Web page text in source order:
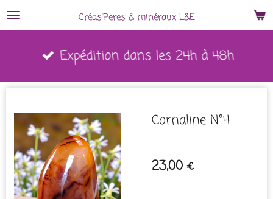
Passer
contenu
principal
Créas'Peres & minéraux L&E
Expédition dans les 24h à 48h
Cornaline N°4
23,00 €